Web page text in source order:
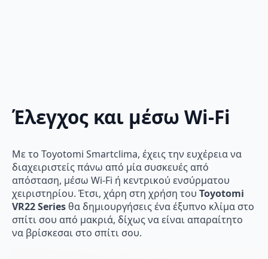
Έλεγχος και μέσω Wi-Fi
Με το Toyotomi Smartclima, έχεις την ευχέρεια να
διαχειριστείς πάνω από μία συσκευές από
απόσταση, μέσω Wi-Fi ή κεντρικού ενσύρματου
χειριστηρίου. Έτσι, χάρη στη χρήση του Toyotomi
VR22 Series θα δημιουργήσεις ένα έξυπνο κλίμα στο
σπίτι σου από μακριά, δίχως να είναι απαραίτητο
να βρίσκεσαι στο σπίτι σου.